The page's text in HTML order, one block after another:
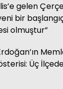
Kopuz
Siyaset ve Toplum
gelen
bir
olmuştur”
Üç